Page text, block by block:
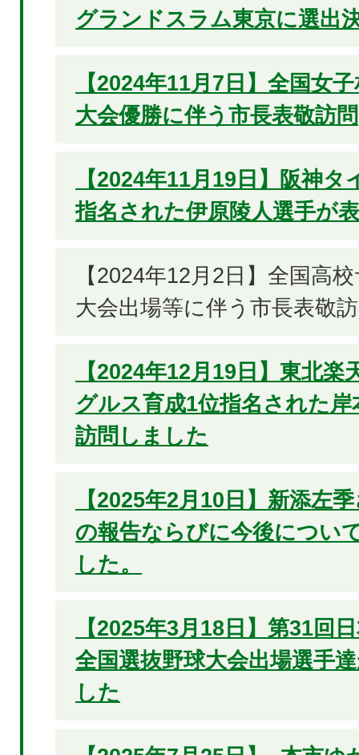
グランドスラム東京に選出
【2024年11月7日】全国女
大会優勝に伴う市長表敬訪問
【2024年11月19日】阪神
指名された伊原陵人選手が
【2024年12月2日】全国高
大会出場等に伴う市長表敬
【2024年12月19日】東北
グルス育成1位指名された
訪問しました
【2025年2月10日】新添左
の報告ならびに今後につい
した。
【2025年3月18日】第31回
全国選抜野球大会出場選手
した